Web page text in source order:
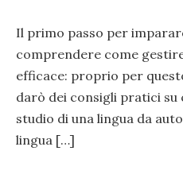
Il primo passo per
comprendere come
efficace: proprio per
darò dei consigli pratici
studio di una lingua da
lingua […]